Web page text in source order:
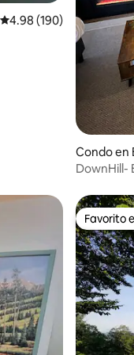
Calificación promedio:
4.98 (190)
Condo en
DownHill-
Favorito
Favorito